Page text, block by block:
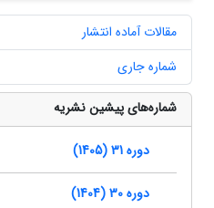
مقالات آماده انتشار
شماره جاری
شماره‌های پیشین نشریه
دوره 31 (1405)
دوره 30 (1404)